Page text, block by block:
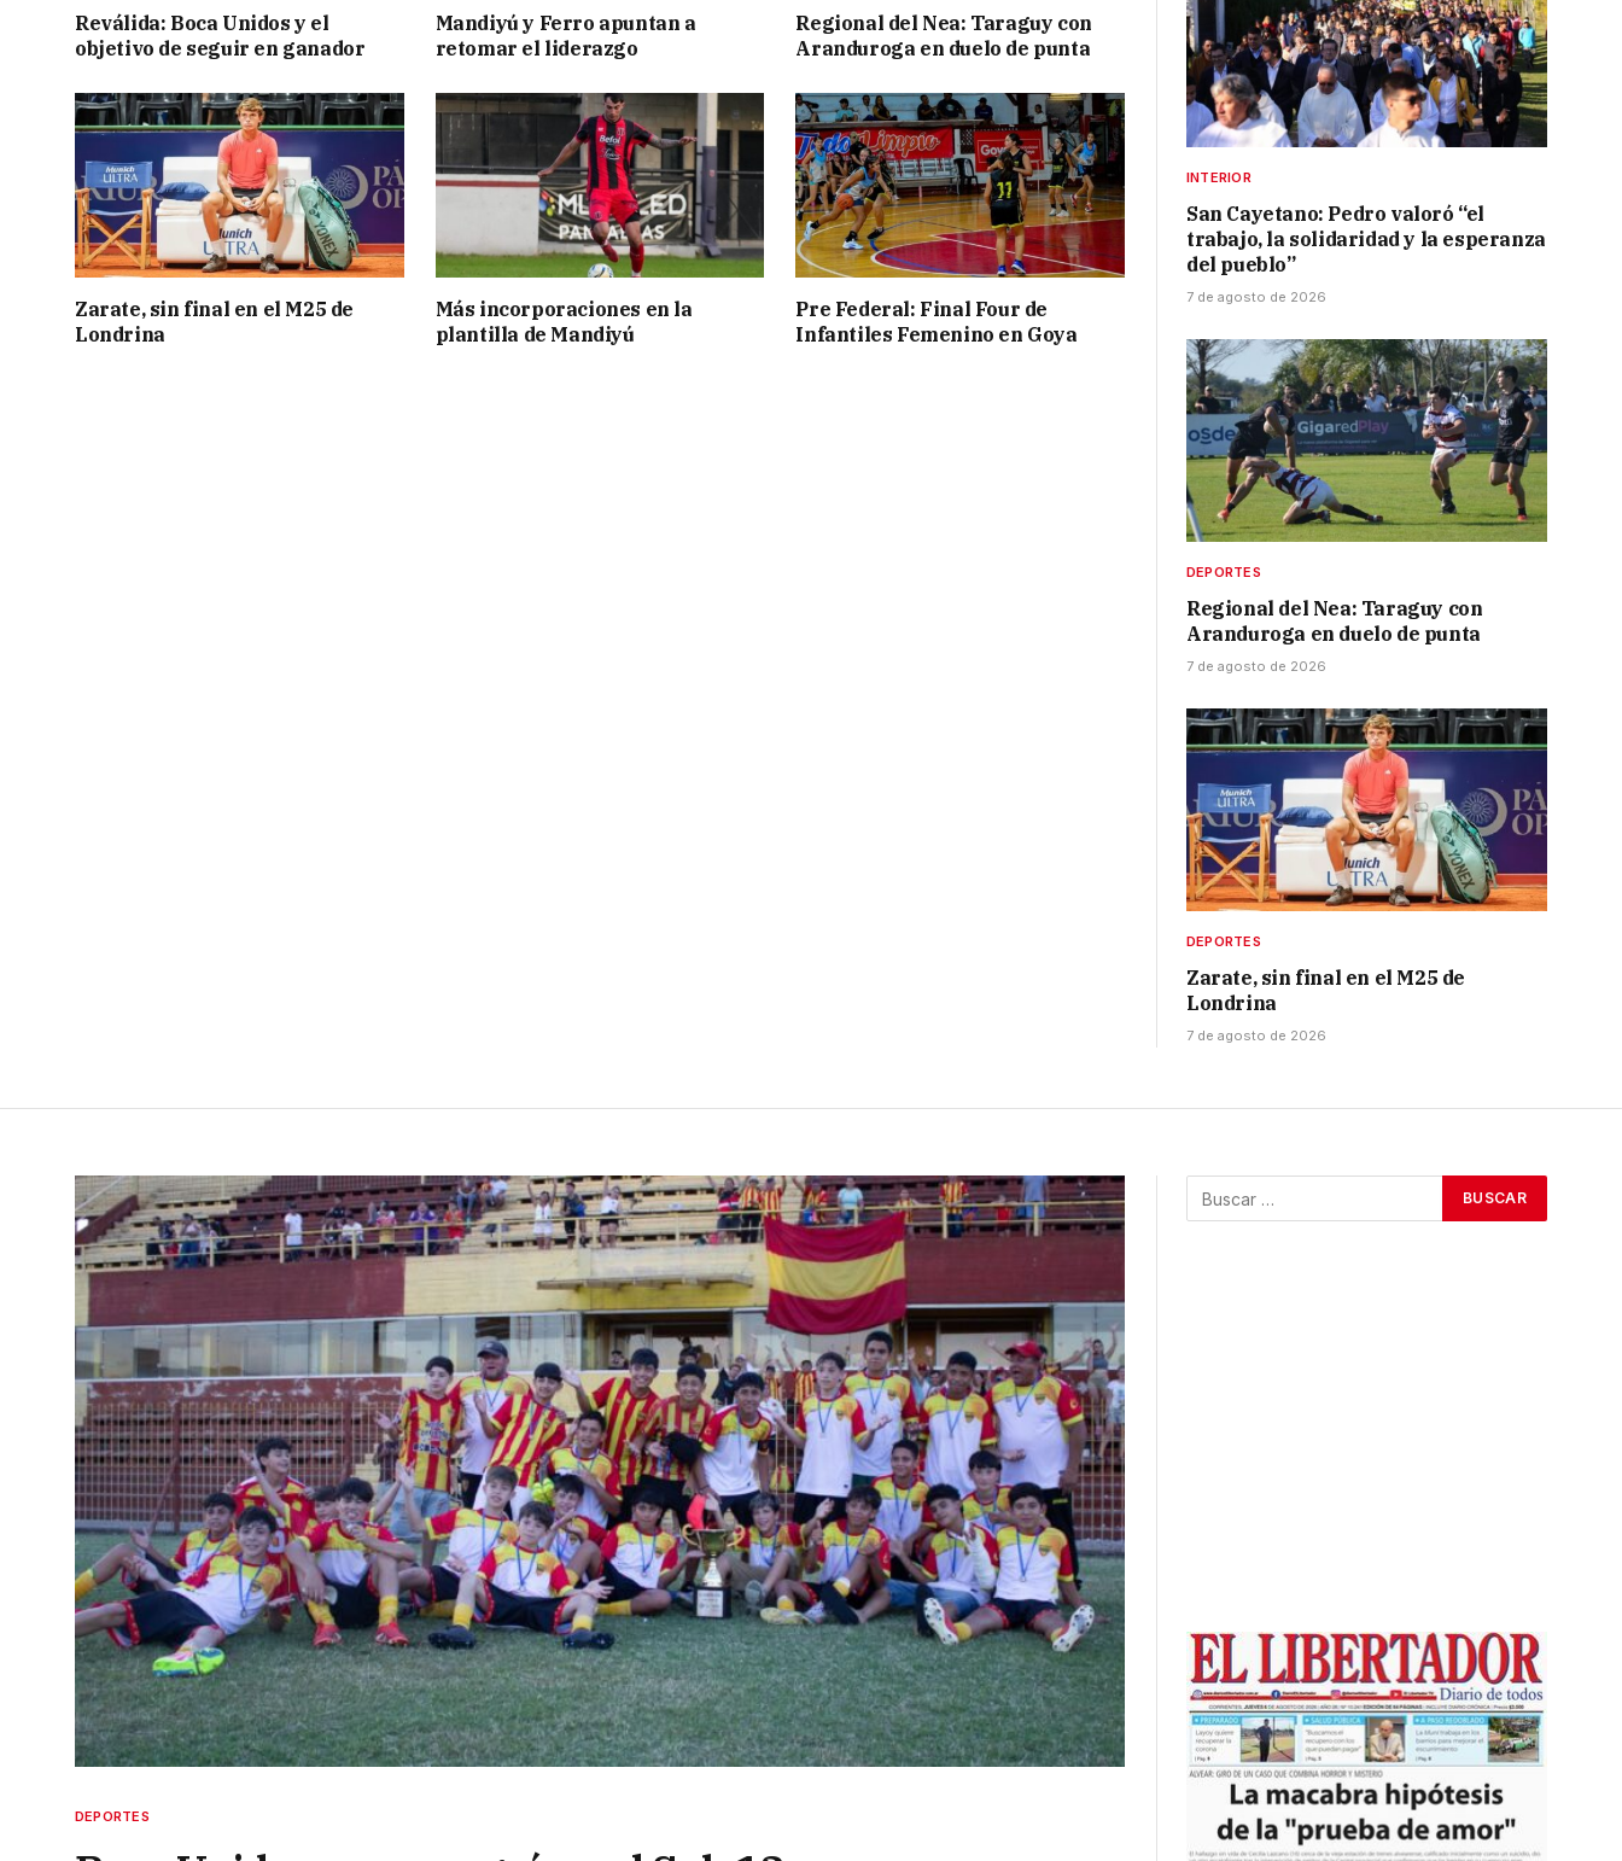
Reválida: Boca Unidos y el
objetivo de seguir en ganador
Mandiyú y Ferro apuntan a
retomar el liderazgo
Regional del Nea: Taraguy con
Aranduroga en duelo de punta
Zarate, sin final en el M25 de
Londrina
Más incorporaciones en la
plantilla de Mandiyú
Pre Federal: Final Four de
Infantiles Femenino en Goya
INTERIOR
San Cayetano: Pedro valoró “el
trabajo, la solidaridad y la esperanza
del pueblo”
7 de agosto de 2026
DEPORTES
Regional del Nea: Taraguy con
Aranduroga en duelo de punta
7 de agosto de 2026
DEPORTES
Zarate, sin final en el M25 de
Londrina
7 de agosto de 2026
DEPORTES